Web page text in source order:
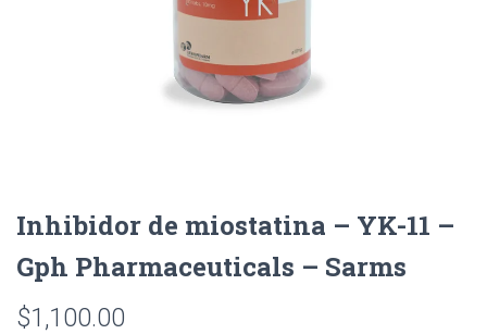
Inhibidor de miostatina – YK-11 –
Gph Pharmaceuticals – Sarms
$1,100.00